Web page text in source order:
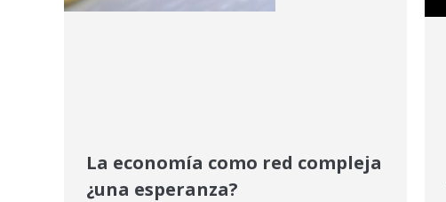
La economía como red compleja
¿una esperanza?